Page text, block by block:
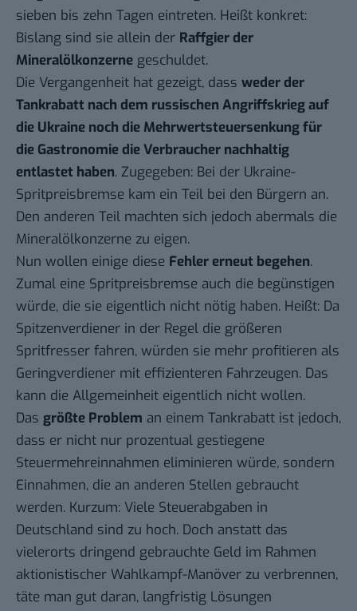
sieben bis zehn Tagen eintreten. Heißt konkret:
Bislang sind sie allein der Raffgier der
Mineralölkonzerne geschuldet.
Die Vergangenheit hat gezeigt, dass weder der
Tankrabatt nach dem russischen Angriffskrieg auf
die Ukraine noch die Mehrwertsteuersenkung für
die Gastronomie die Verbraucher nachhaltig
entlastet haben. Zugegeben: Bei der Ukraine-
Spritpreisbremse kam ein Teil bei den Bürgern an.
Den anderen Teil machten sich jedoch abermals die
Mineralölkonzerne zu eigen.
Nun wollen einige diese Fehler erneut begehen.
Zumal eine Spritpreisbremse auch die begünstigen
würde, die sie eigentlich nicht nötig haben. Heißt: Da
Spitzenverdiener in der Regel die größeren
Spritfresser fahren, würden sie mehr profitieren als
Geringverdiener mit effizienteren Fahrzeugen. Das
kann die Allgemeinheit eigentlich nicht wollen.
Das größte Problem an einem Tankrabatt ist jedoch,
dass er nicht nur prozentual gestiegene
Steuermehreinnahmen eliminieren würde, sondern
Einnahmen, die an anderen Stellen gebraucht
werden. Kurzum: Viele Steuerabgaben in
Deutschland sind zu hoch. Doch anstatt das
vielerorts dringend gebrauchte Geld im Rahmen
aktionistischer Wahlkampf-Manöver zu verbrennen,
täte man gut daran, langfristig Lösungen